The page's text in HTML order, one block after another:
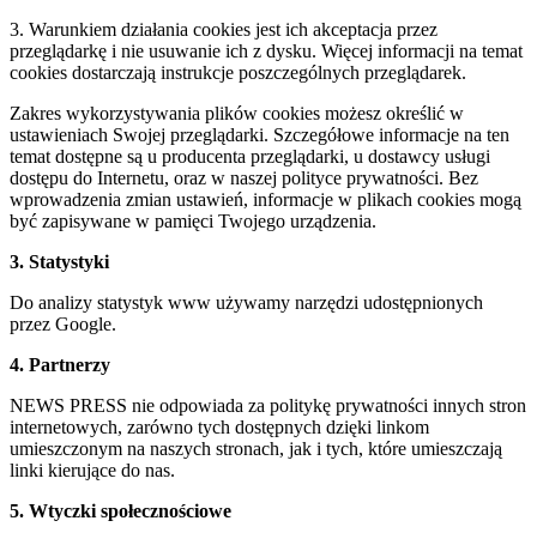
3. Warunkiem działania cookies jest ich akceptacja przez
przeglądarkę i nie usuwanie ich z dysku. Więcej informacji na temat
cookies dostarczają instrukcje poszczególnych przeglądarek.
Zakres wykorzystywania plików cookies możesz określić w
ustawieniach Swojej przeglądarki. Szczegółowe informacje na ten
temat dostępne są u producenta przeglądarki, u dostawcy usługi
dostępu do Internetu, oraz w naszej polityce prywatności. Bez
wprowadzenia zmian ustawień, informacje w plikach cookies mogą
być zapisywane w pamięci Twojego urządzenia.
3. Statystyki
Do analizy statystyk www używamy narzędzi udostępnionych
przez Google.
4. Partnerzy
NEWS PRESS nie odpowiada za politykę prywatności innych stron
internetowych, zarówno tych dostępnych dzięki linkom
umieszczonym na naszych stronach, jak i tych, które umieszczają
linki kierujące do nas.
5. Wtyczki społecznościowe